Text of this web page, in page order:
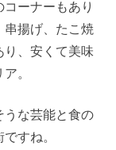
ーナーもあり
串揚げ、たこ焼
り、安くて美味
。
うな芸能と食の
すね。